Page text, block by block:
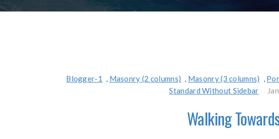
Blogger-1 , Masonry (2 columns) , Masonry (3 columns) ,
Standard Without Sidebar
Walking